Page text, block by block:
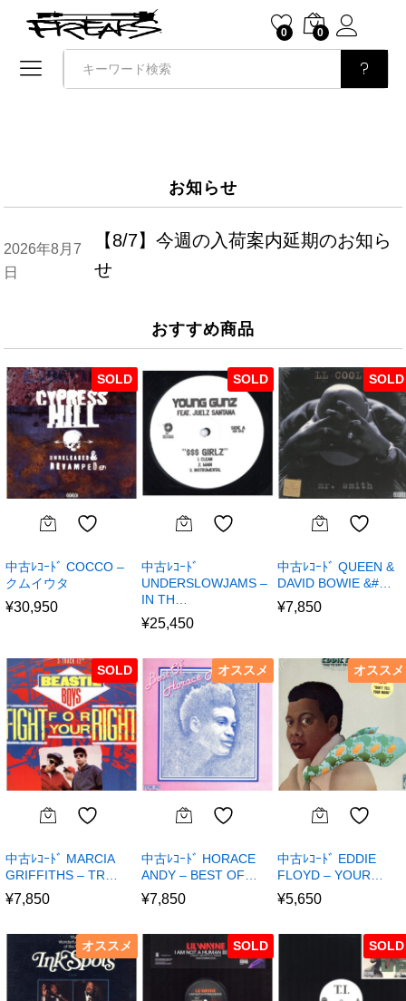
0 0
お知らせ
【8/7】今週の入荷案内延期のお知ら
せ
2026年8月7
日
おすすめ商品
SOLD
中古ﾚｺｰﾄﾞ COCCO –
クムイウタ
¥30,950
SOLD
中古ﾚｺｰﾄﾞ
UNDERSLOWJAMS –
IN TH…
¥25,450
SOLD
中古ﾚｺｰﾄﾞ QUEEN &
DAVID BOWIE &#…
¥7,850
SOLD
中古ﾚｺｰﾄﾞ MARCIA
GRIFFITHS – TR…
¥7,850
オススメ
中古ﾚｺｰﾄﾞ HORACE
ANDY – BEST OF…
¥7,850
オススメ
中古ﾚｺｰﾄﾞ EDDIE
FLOYD – YOUR…
¥5,650
オススメ SOLD SOLD